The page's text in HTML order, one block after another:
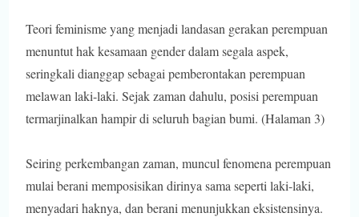
Teori feminisme yang menjadi landasan gerakan perempuan
menuntut hak kesamaan gender dalam segala aspek,
seringkali dianggap sebagai pemberontakan perempuan
melawan laki-laki. Sejak zaman dahulu, posisi perempuan
termarjinalkan hampir di seluruh bagian bumi. (Halaman 3)
Seiring perkembangan zaman, muncul fenomena perempuan
mulai berani memposisikan dirinya sama seperti laki-laki,
menyadari haknya, dan berani menunjukkan eksistensinya.